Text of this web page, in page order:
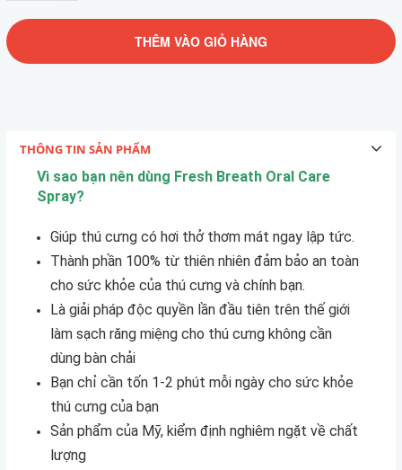
THÊM VÀO GIỎ HÀNG
THÔNG TIN SẢN PHẨM
Vì sao bạn nên dùng Fresh Breath Oral Care
Spray?
Giúp thú cưng có hơi thở thơm mát ngay lập tức.
Thành phần 100% từ thiên nhiên đảm bảo an toàn
cho sức khỏe của thú cưng và chính bạn.
Là giải pháp độc quyền lần đầu tiên trên thế giới
làm sạch răng miệng cho thú cưng không cần
dùng bàn chải
Bạn chỉ cần tốn 1-2 phút mỗi ngày cho sức khỏe
thú cưng của bạn
Sản phẩm của Mỹ, kiểm định nghiêm ngặt về chất
lượng